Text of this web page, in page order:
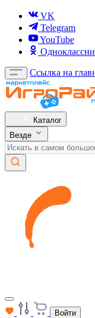
VK
Telegram
YouTube
Ссылка на
Каталог
Везде
Войти